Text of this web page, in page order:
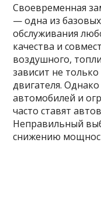
Своевременная
— одна из
обслуживания
качества и
воздушного,
зависит не
двигателя.
автомобилей и
часто ставят
Неправильный
снижению